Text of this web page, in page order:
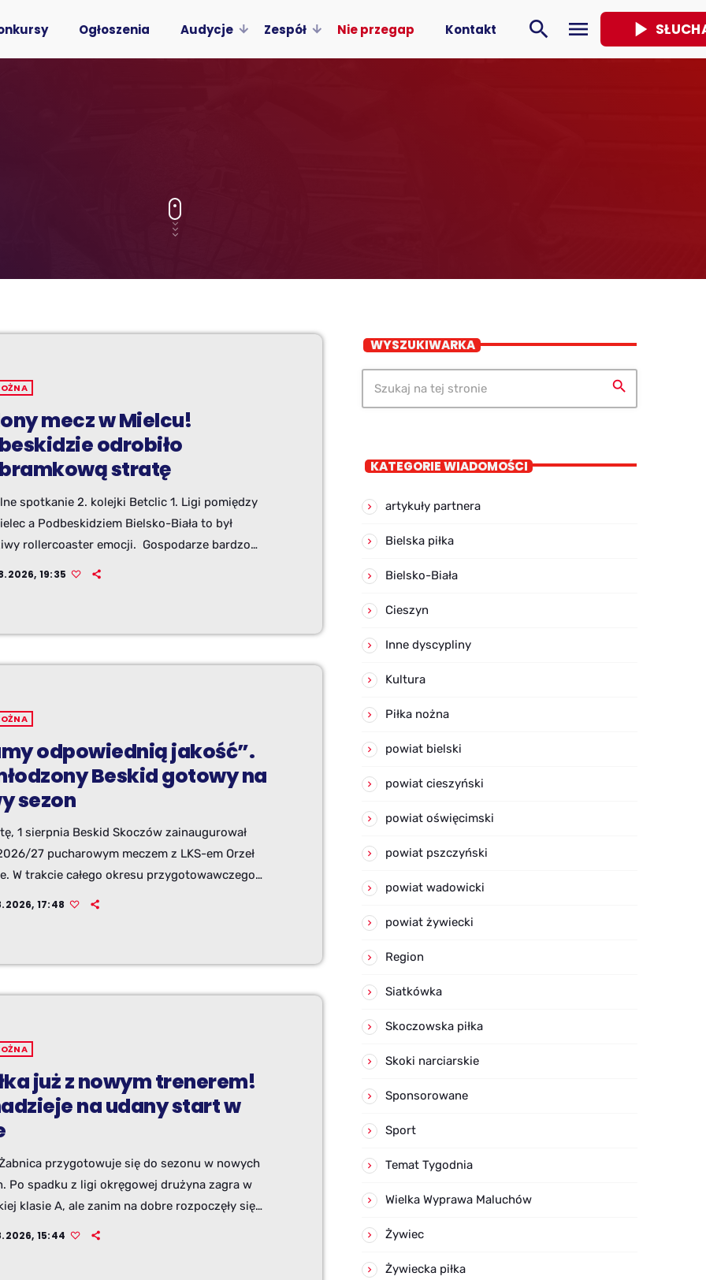
Ogłoszenia Audycje Zespół Nie przegap Kontakt search menu play_arrow
mecz w Mielcu!
odrobiło
stratę
spotkanie 2. kolejki Betclic 1. Ligi pomiędzy
a Podbeskidziem Bielsko-Biała to był
rollercoaster emocji. Gospodarze bardzo
wysunęli się na trzybramkowe prowadzenie, ale
19:35
odpowiednią jakość”.
Beskid gotowy na
sezon
1 sierpnia Beskid Skoczów zainaugurował
27 pucharowym meczem z LKS-em Orzeł
W trakcie całego okresu przygotowawczego
testował wielu młodych zawodników,
17:48
już z nowym trenerem!
na udany start w
Żabnica przygotowuje się do sezonu w nowych
Po spadku z ligi okręgowej drużyna zagra w
klasie A, ale zanim na dobre rozpoczęły się
w klubie doszło do zmiany trenera i
15:44
WYSZUKIWARKA
search
KATEGORIE WIADOMOŚCI
artykuły partnera
Bielska piłka
Bielsko-Biała
Cieszyn
Inne dyscypliny
Kultura
Piłka nożna
powiat bielski
powiat cieszyński
powiat oświęcimski
powiat pszczyński
powiat wadowicki
powiat żywiecki
Region
Siatkówka
Skoczowska piłka
Skoki narciarskie
Sponsorowane
Sport
Temat Tygodnia
Wielka Wyprawa Maluchów
Żywiec
Żywiecka piłka